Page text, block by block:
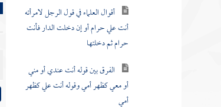
أقوال العلماء في قول الرجل لامرأته
أنت علي حرام أو إن دخلت الدار فأنت
حرام ثم دخلتها
الفرق بين قوله أنت عندي أو مني
أو معي كظهر أمي وقوله أنت علي كظهر
أمي